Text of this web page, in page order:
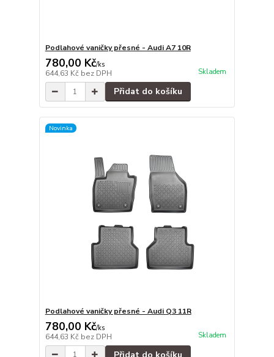
Podlahové vaničky přesné - Audi A7 10R
780,00 Kč/ks
644,63 Kč bez DPH Skladem
Přidat do košíku
Novinka
Podlahové vaničky přesné - Audi Q3 11R
780,00 Kč/ks
644,63 Kč bez DPH Skladem